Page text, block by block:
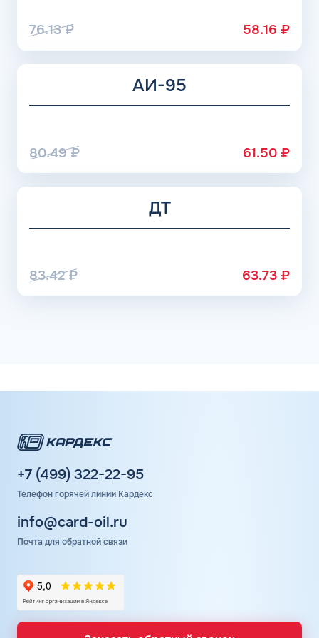
76.13₽ 58.16 ₽
АИ-95
80.49₽ 61.50 ₽
ДТ
83.42₽ 63.73 ₽
+7 (499) 322-22-95
Телефон горячей линии Кардекс
info@card-oil.ru
Почта для обратной связи